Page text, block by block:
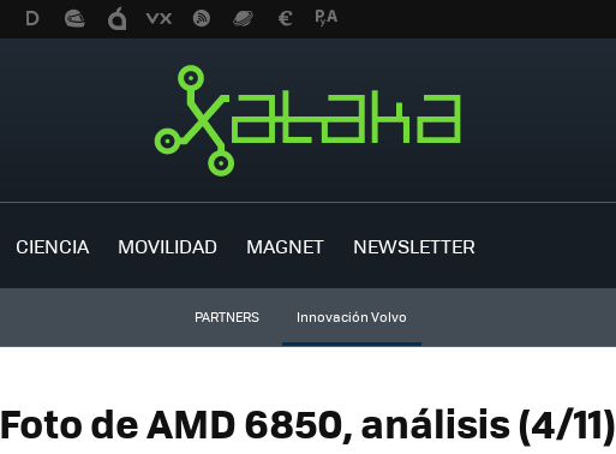
CIENCIA MOVILIDAD MAGNET NEWSLETTER
PARTNERS Innovación Volvo
Foto de AMD 6850, análisis (4/11)